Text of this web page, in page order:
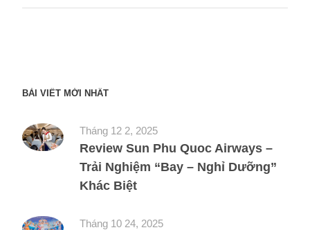
BÀI VIẾT MỚI NHẤT
Tháng 12 2, 2025
Review Sun Phu Quoc Airways –
Trải Nghiệm “Bay – Nghỉ Dưỡng”
Khác Biệt
Tháng 10 24, 2025